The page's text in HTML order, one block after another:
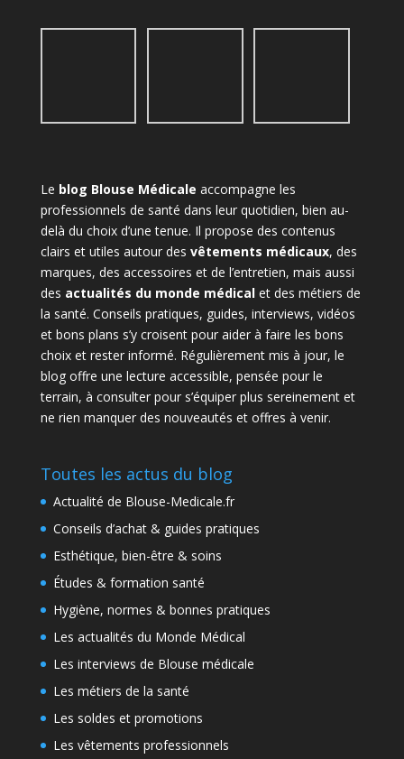
Le blog Blouse Médicale accompagne les
professionnels de santé dans leur quotidien, bien au-
delà du choix d’une tenue. Il propose des contenus
clairs et utiles autour des vêtements médicaux, des
marques, des accessoires et de l’entretien, mais aussi
des actualités du monde médicalet des métiers de
la santé. Conseils pratiques, guides, interviews, vidéos
et bons plans s’y croisent pour aider à faire les bons
choix et rester informé. Régulièrement mis à jour, le
blog offre une lecture accessible, pensée pour le
terrain, à consulter pour s’équiper plus sereinement et
ne rien manquer des nouveautés et offres à venir.
Toutes les actus du blog
Actualité de Blouse-Medicale.fr
Conseils d’achat & guides pratiques
Esthétique, bien-être & soins
Études & formation santé
Hygiène, normes & bonnes pratiques
Les actualités du Monde Médical
Les interviews de Blouse médicale
Les métiers de la santé
Les soldes et promotions
Les vêtements professionnels